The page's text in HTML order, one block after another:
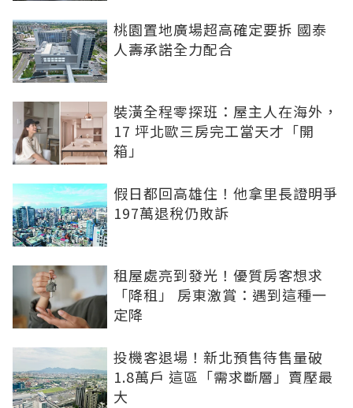
桃園置地廣場超高確定要拆 國泰
人壽承諾全力配合
裝潢全程零探班：屋主人在海外，
17 坪北歐三房完工當天才「開
箱」
假日都回高雄住！他拿里長證明爭
197萬退稅仍敗訴
租屋處亮到發光！優質房客想求
「降租」 房東激賞：遇到這種一
定降
投機客退場！新北預售待售量破
1.8萬戶 這區「需求斷層」賣壓最
大